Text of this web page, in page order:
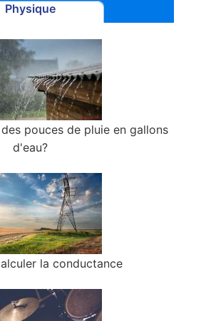
Physique
pouces de pluie en gallons
d'eau?
la conductance